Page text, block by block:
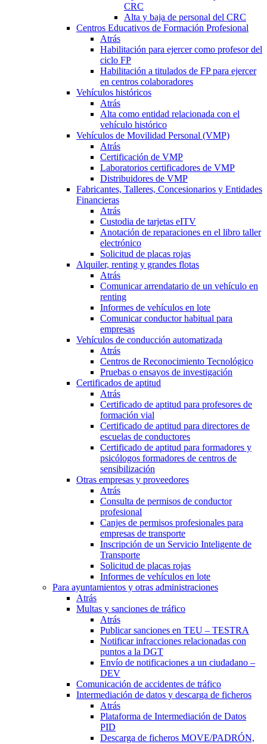
CRC
Alta y baja de personal del CRC
Centros Educativos de Formación Profesional
Atrás
Habilitación para ejercer como profesor del
ciclo FP
Habilitación a titulados de FP para ejercer
en centros colaboradores
Vehículos históricos
Atrás
Alta como entidad relacionada con el
vehículo histórico
Vehículos de Movilidad Personal (VMP)
Atrás
Certificación de VMP
Laboratorios certificadores de VMP
Distribuidores de VMP
Fabricantes, Talleres, Concesionarios y Entidades
Financieras
Atrás
Custodia de tarjetas eITV
Anotación de reparaciones en el libro taller
electrónico
Solicitud de placas rojas
Alquiler, renting y grandes flotas
Atrás
Comunicar arrendatario de un vehículo en
renting
Informes de vehículos en lote
Comunicar conductor habitual para
empresas
Vehículos de conducción automatizada
Atrás
Centros de Reconocimiento Tecnológico
Pruebas o ensayos de investigación
Certificados de aptitud
Atrás
Certificado de aptitud para profesores de
formación vial
Certificado de aptitud para directores de
escuelas de conductores
Certificado de aptitud para formadores y
psicólogos formadores de centros de
sensibilización
Otras empresas y proveedores
Atrás
Consulta de permisos de conductor
profesional
Canjes de permisos profesionales para
empresas de transporte
Inscripción de un Servicio Inteligente de
Transporte
Solicitud de placas rojas
Informes de vehículos en lote
Para ayuntamientos y otras administraciones
Atrás
Multas y sanciones de tráfico
Atrás
Publicar sanciones en TEU – TESTRA
Notificar infracciones relacionadas con
puntos a la DGT
Envío de notificaciones a un ciudadano –
DEV
Comunicación de accidentes de tráfico
Intermediación de datos y descarga de ficheros
Atrás
Plataforma de Intermediación de Datos
PID
Descarga de ficheros MOVE/PADRÓN,